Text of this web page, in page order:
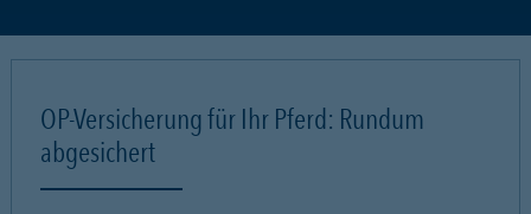
OP-Versicherung für Ihr Pferd: Rundum
abgesichert